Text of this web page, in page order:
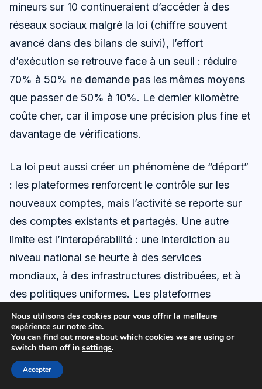
mineurs sur 10 continueraient d’accéder à des
réseaux sociaux malgré la loi (chiffre souvent
avancé dans des bilans de suivi), l’effort
d’exécution se retrouve face à un seuil : réduire
70% à 50% ne demande pas les mêmes moyens
que passer de 50% à 10%. Le dernier kilomètre
coûte cher, car il impose une précision plus fine et
davantage de vérifications.
La loi peut aussi créer un phénomène de “déport”
: les plateformes renforcent le contrôle sur les
nouveaux comptes, mais l’activité se reporte sur
des comptes existants et partagés. Une autre
limite est l’interopérabilité : une interdiction au
niveau national se heurte à des services
mondiaux, à des infrastructures distribuées, et à
des politiques uniformes. Les plateformes
préfèrent souvent un mécanisme global plutôt
qu’une mosaïque de règles par pays. Cela peut
favoriser une solution moyenne qui satisfait
partiellement tout le monde sans répondre
Nous utilisons des cookies pour vous offrir la meilleure
expérience sur notre site.
You can find out more about which cookies we are using or
switch them off in settings.
Accepter